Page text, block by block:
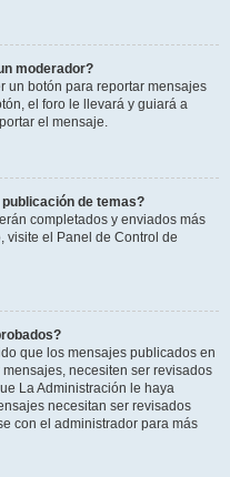
moderador?
un botón para reportar mensajes
el foro le llevará y guiará a
el mensaje.
de temas?
completados y enviados más
visite el Panel de Control de
que los mensajes publicados en
necesiten ser revisados
La Administración le haya
necesitan ser revisados
con el administrador para más